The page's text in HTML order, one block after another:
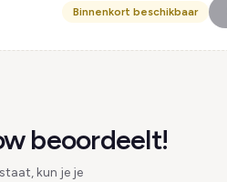
Binnenkort beschikbaar
beoordeelt!
kun je je